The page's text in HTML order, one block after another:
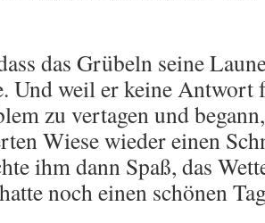
das Grübeln seine
Und weil er keine Antwort
zu vertagen und
Wiese wieder einen
ihm dann Spaß, das
noch einen schönen